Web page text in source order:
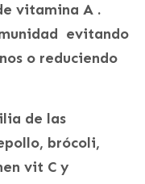
vitamina A .
evitando
o reduciendo
de las
brócoli,
vit C y